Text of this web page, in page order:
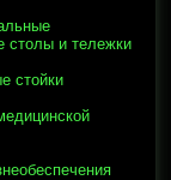
столы и тележки
стойки